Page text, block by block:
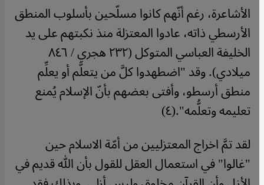
الأشاعرة، رغم أنّهم كانوا مسلّحين بأسلوب المنطق
الأرسطي ذاته، عادوا المعتزلة منذ نكبتهم على يد
الخليفة العباسي المتوكل (٢٣٢ هجري / ٨٤٦
ميلادي). وقد "اضطهدوا كلَّ من يتعلَّم أو يعلِّم
منطق أرسطو، وأفتى بعضهم بأنّ الإسلام يُمنع
تعليمه وتعلُّمه".(٤)
لقد تمَّ اخراج المعتزليين من أمّة الاسلام حين
"غالوا" في استعمال العقل للقول بأن الله قديم في